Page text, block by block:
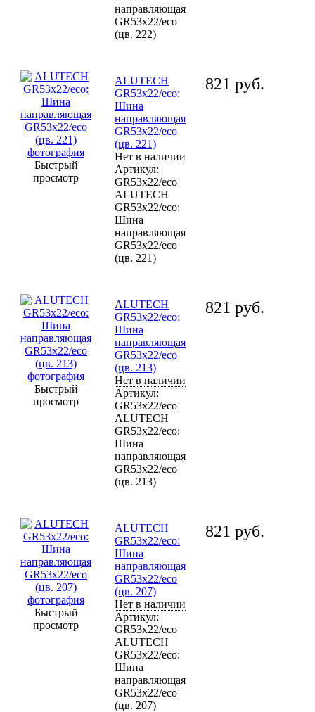
направляющая
GR53x22/eco
(цв. 222)
Быстрый
просмотр
ALUTECH
GR53x22/eco:
Шина
направляющая
GR53x22/eco
(цв. 221)
Нет в наличии
Артикул:
GR53x22/eco
ALUTECH
GR53x22/eco:
Шина
направляющая
GR53x22/eco
(цв. 221)
821 руб.
Быстрый
просмотр
ALUTECH
GR53x22/eco:
Шина
направляющая
GR53x22/eco
(цв. 213)
Нет в наличии
Артикул:
GR53x22/eco
ALUTECH
GR53x22/eco:
Шина
направляющая
GR53x22/eco
(цв. 213)
821 руб.
Быстрый
просмотр
ALUTECH
GR53x22/eco:
Шина
направляющая
GR53x22/eco
(цв. 207)
Нет в наличии
Артикул:
GR53x22/eco
ALUTECH
GR53x22/eco:
Шина
направляющая
GR53x22/eco
(цв. 207)
821 руб.